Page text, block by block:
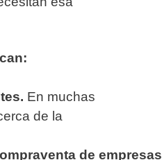
En muchas
de la
de empresas